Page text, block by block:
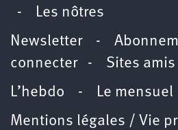
- Les nôtres
Newsletter-
connecter- Sites amis
L’hebdo - Le mensuel
Mentions légales / Vie